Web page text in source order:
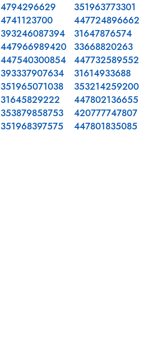
4794296629
4741123700
393246087394
447966989420
447540300854
393337907634
351965071038
31645829222
353879858753
351968397575
351963773301
447724896662
31647876574
33668820263
447732589552
31614933688
353214259200
447802136655
420777747807
447801835085